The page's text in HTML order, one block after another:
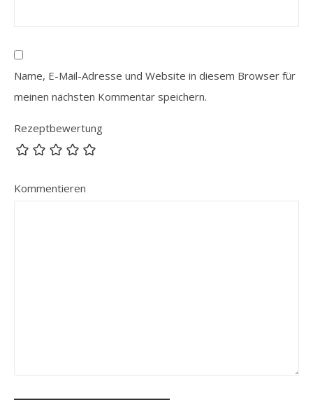
Name, E-Mail-Adresse und Website in diesem Browser für
meinen nächsten Kommentar speichern.
Rezeptbewertung
Kommentieren